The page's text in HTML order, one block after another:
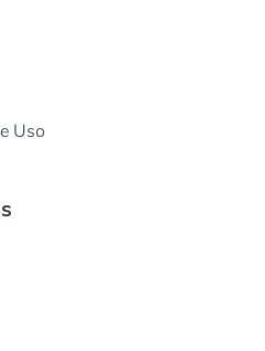
Uso